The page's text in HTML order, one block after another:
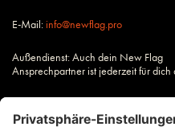
E-Mail:info@newflag.pro
Außendienst: Auch dein New Flag
Ansprechpartner ist jederzeit für dich
Alle Preise zzgl. Steuern und
beschrieben.